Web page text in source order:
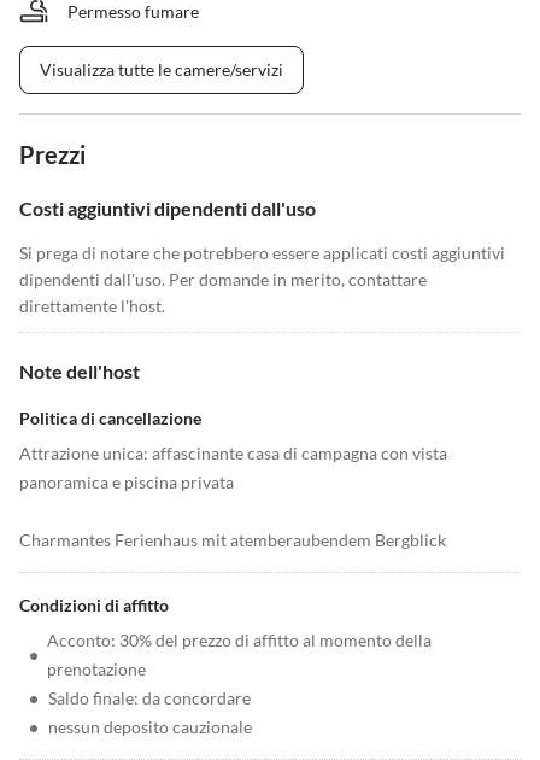
Permesso fumare
Visualizza tutte le camere/servizi
Prezzi
Costi aggiuntivi dipendenti dall'uso
Si prega di notare che potrebbero essere applicati costi aggiuntivi
dipendenti dall'uso. Per domande in merito, contattare
direttamente l'host.
Note dell'host
Politica di cancellazione
Attrazione unica: affascinante casa di campagna con vista
panoramica e piscina privata
Charmantes Ferienhaus mit atemberaubendem Bergblick
Condizioni di affitto
•
Acconto: 30% del prezzo di affitto al momento della
prenotazione
• Saldo finale: da concordare
• nessun deposito cauzionale